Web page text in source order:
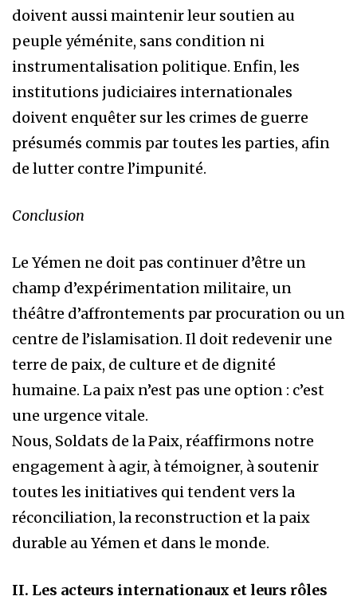
doivent aussi maintenir leur soutien au
peuple yéménite, sans condition ni
instrumentalisation politique. Enfin, les
institutions judiciaires internationales
doivent enquêter sur les crimes de guerre
présumés commis par toutes les parties, afin
de lutter contre l’impunité.
Conclusion
Le Yémen ne doit pas continuer d’être un
champ d’expérimentation militaire, un
théâtre d’affrontements par procuration ou un
centre de l’islamisation. Il doit redevenir une
terre de paix, de culture et de dignité
humaine. La paix n’est pas une option : c’est
une urgence vitale.
Nous, Soldats de la Paix, réaffirmons notre
engagement à agir, à témoigner, à soutenir
toutes les initiatives qui tendent vers la
réconciliation, la reconstruction et la paix
durable au Yémen et dans le monde.
II. Les acteurs internationaux et leurs rôles